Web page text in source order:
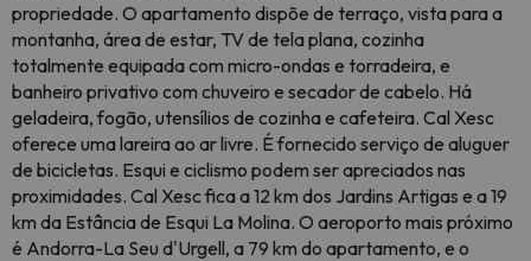
propriedade. O apartamento dispõe de terraço, vista para a
montanha, área de estar, TV de tela plana, cozinha
totalmente equipada com micro-ondas e torradeira, e
banheiro privativo com chuveiro e secador de cabelo. Há
geladeira, fogão, utensílios de cozinha e cafeteira. Cal Xesc
oferece uma lareira ao ar livre. É fornecido serviço de aluguer
de bicicletas. Esqui e ciclismo podem ser apreciados nas
proximidades. Cal Xesc fica a 12 km dos Jardins Artigas e a 19
km da Estância de Esqui La Molina. O aeroporto mais próximo
é Andorra-La Seu d'Urgell, a 79 km do apartamento, e o